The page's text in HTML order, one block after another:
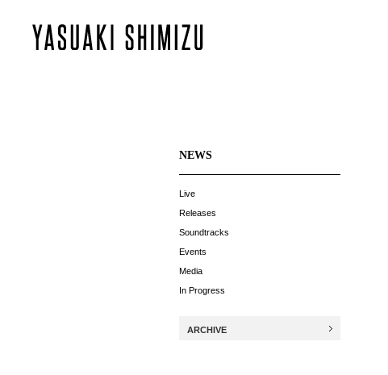
NEWS
Live
Releases
Soundtracks
Events
Media
In Progress
ARCHIVE